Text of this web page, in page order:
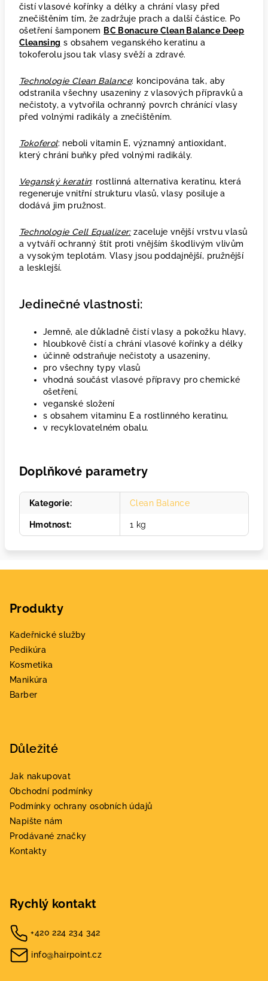
čistí vlasové kořínky a délky a chrání vlasy před
znečištěním tím, že zadržuje prach a další částice. Po
ošetření šamponem BC Bonacure Clean Balance Deep
Cleansing s obsahem veganského keratinu a
tokoferolu jsou tak vlasy svěží a zdravé.
Technologie Clean Balance: koncipována tak, aby
odstranila všechny usazeniny z vlasových přípravků a
nečistoty, a vytvořila ochranný povrch chránící vlasy
před volnými radikály a znečištěním.
Tokoferol: neboli vitamin E, významný antioxidant,
který chrání buňky před volnými radikály.
Veganský keratin: rostlinná alternativa keratinu, která
regeneruje vnitřní strukturu vlasů, vlasy posiluje a
dodává jim pružnost.
Technologie Cell Equalizer:zaceluje vnější vrstvu vlasů
a vytváří ochranný štít proti vnějším škodlivým vlivům
a vysokým teplotám. Vlasy jsou poddajnější, pružnější
a lesklejší.
Jedinečné vlastnosti:
Jemně, ale důkladně čistí vlasy a pokožku hlavy,
hloubkově čistí a chrání vlasové kořínky a délky
účinně odstraňuje nečistoty a usazeniny,
pro všechny typy vlasů
vhodná součást vlasové přípravy pro chemické
ošetření,
veganské složení
s obsahem vitaminu E a rostlinného keratinu,
v recyklovatelném obalu.
Doplňkové parametry
Kategorie: Clean Balance
Hmotnost: 1 kg
Produkty
Kadeřnické služby
Pedikúra
Kosmetika
Manikúra
Barber
Důležité
Jak nakupovat
Obchodní podmínky
Podmínky ochrany osobních údajů
Napište nám
Prodávané značky
Kontakty
Rychlý kontakt
+420 224 234 342
info@hairpoint.cz